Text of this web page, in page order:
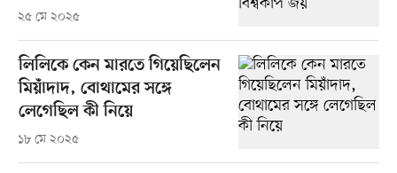
২৫ মে ২০২৫
লিলিকে কেন মারতে গিয়েছিলেন
মিয়াঁদাদ, বোথামের সঙ্গে
লেগেছিল কী নিয়ে
১৮ মে ২০২৫